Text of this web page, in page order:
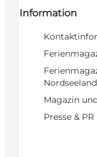
Information
Magazin
Presse & PR